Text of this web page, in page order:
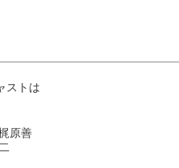
ストは
原善